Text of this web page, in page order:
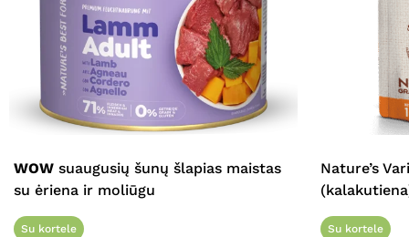
WOW suaugusių šunų šlapias maistas
su ėriena ir moliūgu
Su kortele
Nature’s
Su kortele